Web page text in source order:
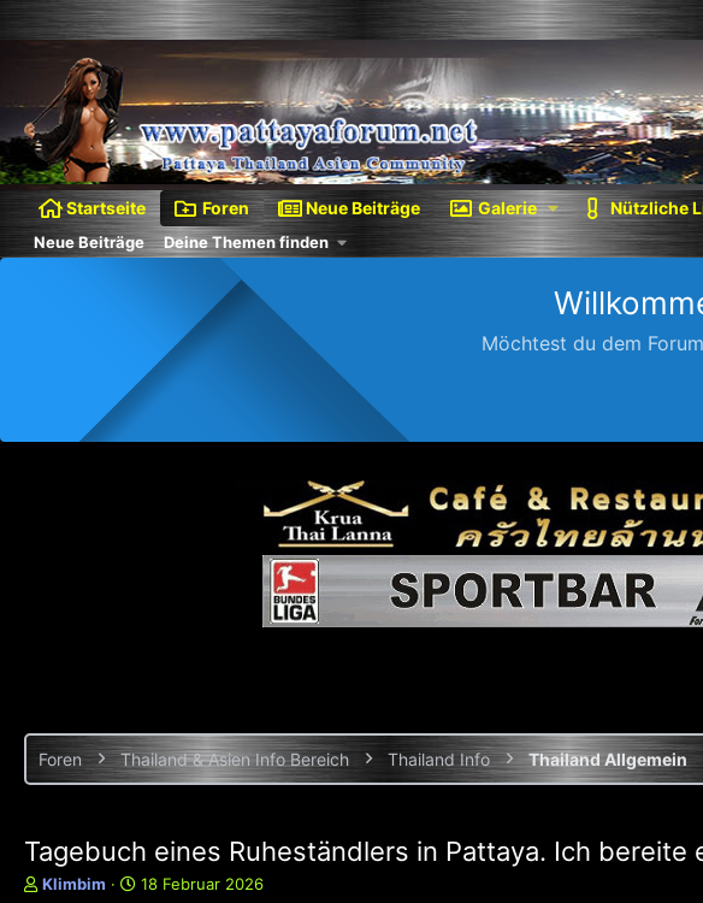
Startseite Foren Neue Beiträge Galerie Nützliche
Neue Beiträge Deine Themen finden
Möchtest du dem
Foren Thailand & Asien Info Bereich Thailand Info Thailand Allgemein
Tagebuch eines Ruheständlers in Pattaya. Ich
E
Klimbim
E
18 Februar 2026